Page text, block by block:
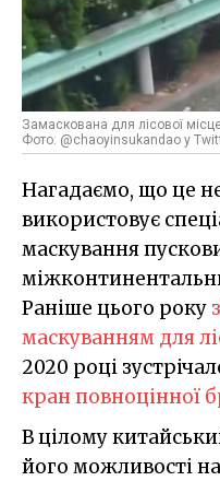
Замаскована для лісової
Фото: @chaoyinsukandao у
Нагадаємо, що це
використовує
маскування
Раніше цього року
маскуванням для
2020 році
кран повноцінної
В цілому
його можливості